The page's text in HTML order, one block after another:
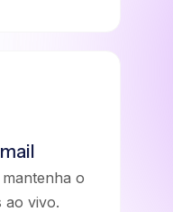
o
ao vivo.